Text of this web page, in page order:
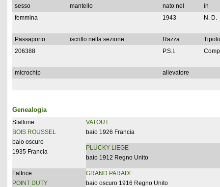
sesso mantello nato nel
in
femmina
1943 N. D.
Passaporto iscritto nella sezione Razza
206388
P.S.I.
microchip allevatore
Genealogia
Stallone
BOIS ROUSSEL
baio oscuro
1935 Francia
VATOUT
baio 1926 Francia
PLUCKY LIEGE
baio 1912 Regno Unito
Fattrice
POINT DUTY
GRAND PARADE
baio oscuro 1916 Regno Unito